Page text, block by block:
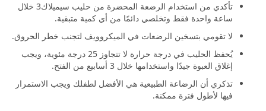
تأكدي من استخدام الرضعة المحضرة من حليب سيميلاك3 خلال
ساعة واحدة فقط وتخلصي دائمًا من أي كمية متبقية.
لا تقومي بتسخين الرضعات في الميكروويف لتجنب خطر الحروق.
يُحفظ الحليب في درجة حرارة لا تتجاوز 25 درجة مئوية، ويجب
إغلاق العبوة جيدًا واستخدامها خلال 3 أسابيع من الفتح.
تذكري أن الرضاعة الطبيعية هي الأفضل لطفلك ويجب الاستمرار
فيها لأطول فترة ممكنة.